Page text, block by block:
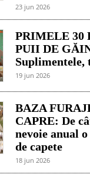
23 jun 2026
PRIMELE 30
PUII DE
Suplimentele,
19 jun 2026
BAZA
CAPRE: De
nevoie anual
de capete
18 jun 2026